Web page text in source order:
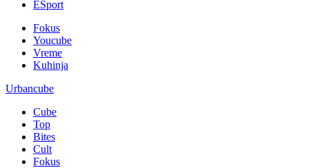
ESport
Fokus
Youcube
Vreme
Kuhinja
Urbancube
Cube
Top
Bites
Cult
Fokus